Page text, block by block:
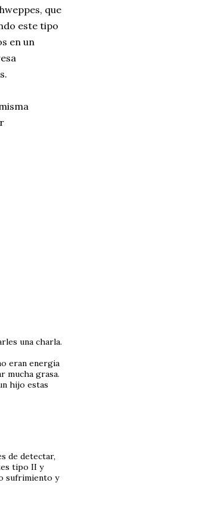
que
este tipo
en un
una charla.
eran energia
mucha grasa.
hijo estas
de detectar,
tipo II y
sufrimiento y